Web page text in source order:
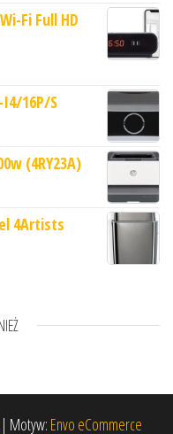
Fi Full HD
16P/S
(4RY23A)
4Artists
| Motyw: Envo eCommerce